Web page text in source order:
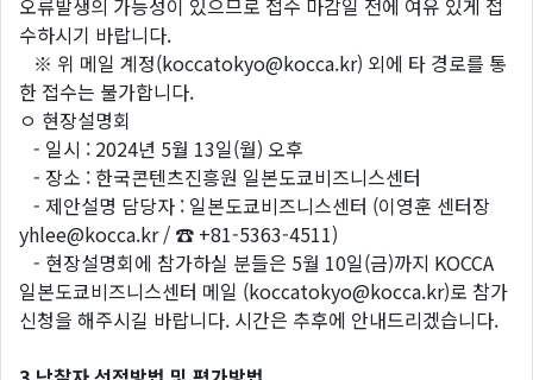
오류발생의 가능성이 있으므로 접수 마감일 전에 여유 있게 접
수하시기 바랍니다.
※ 위 메일 계정(koccatokyo@kocca.kr) 외에 타 경로를 통
한 접수는 불가합니다.
ㅇ 현장설명회
- 일시 : 2024년 5월 13일(월) 오후
- 장소 : 한국콘텐츠진흥원 일본도쿄비즈니스센터
- 제안설명 담당자 : 일본도쿄비즈니스센터 (이영훈 센터장
yhlee@kocca.kr / ☎ +81-5363-4511)
- 현장설명회에 참가하실 분들은 5월 10일(금)까지 KOCCA
일본도쿄비즈니스센터 메일 (koccatokyo@kocca.kr)로 참가
신청을 해주시길 바랍니다. 시간은 추후에 안내드리겠습니다.